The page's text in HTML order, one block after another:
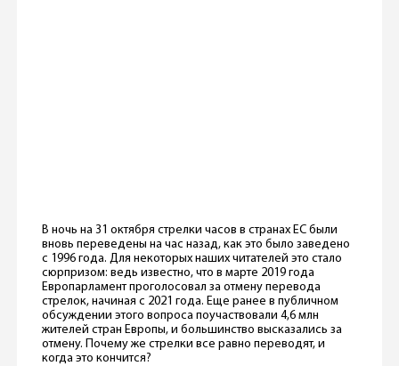
В ночь на 31 октября стрелки часов в странах ЕС были
вновь переведены на час назад, как это было заведено
с 1996 года. Для некоторых наших читателей это стало
сюрпризом: ведь известно, что в марте 2019 года
Европарламент проголосовал за отмену перевода
стрелок, начиная с 2021 года. Еще ранее в публичном
обсуждении этого вопроса поучаствовали 4,6 млн
жителей стран Европы, и большинство высказались за
отмену. Почему же стрелки все равно переводят, и
когда это кончится?